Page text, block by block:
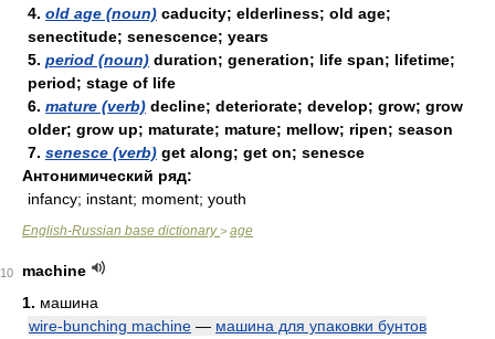
4. old age (noun) caducity; elderliness; old age;
senectitude; senescence; years
5. period (noun) duration; generation; life span; lifetime;
period; stage of life
6. mature (verb) decline; deteriorate; develop; grow; grow
older; grow up; maturate; mature; mellow; ripen; season
7. senesce (verb) get along; get on; senesce
Антонимический ряд:
infancy; instant; moment; youth
English-Russian base dictionary> age
10
machine
1. машина
wire-bunching machine — машина для упаковки бунтов